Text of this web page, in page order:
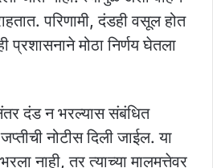
परिणामी, दंडही वसूल होत
प्रशासनाने मोठा निर्णय घेतला
दंड न भरल्यास संबंधित
नोटीस दिली जाईल. या
नाही, तर त्याच्या मालमत्तेवर